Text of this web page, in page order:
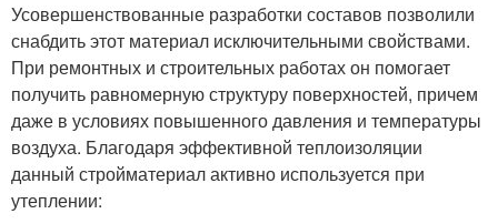
Усовершенствованные разработки составов позволили
снабдить этот материал исключительными свойствами.
При ремонтных и строительных работах он помогает
получить равномерную структуру поверхностей, причем
даже в условиях повышенного давления и температуры
воздуха. Благодаря эффективной теплоизоляции
данный стройматериал активно используется при
утеплении: